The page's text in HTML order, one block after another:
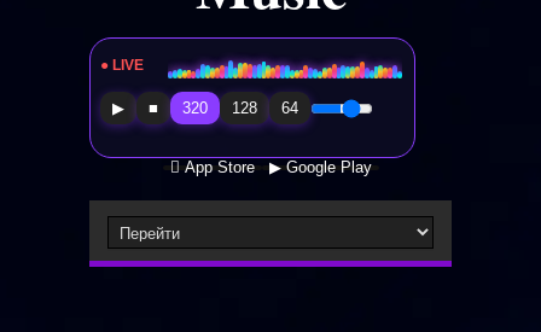
● LIVE Radio Sfera Music
▶ ■ 320 128 64
 App Store ▶ Google Play